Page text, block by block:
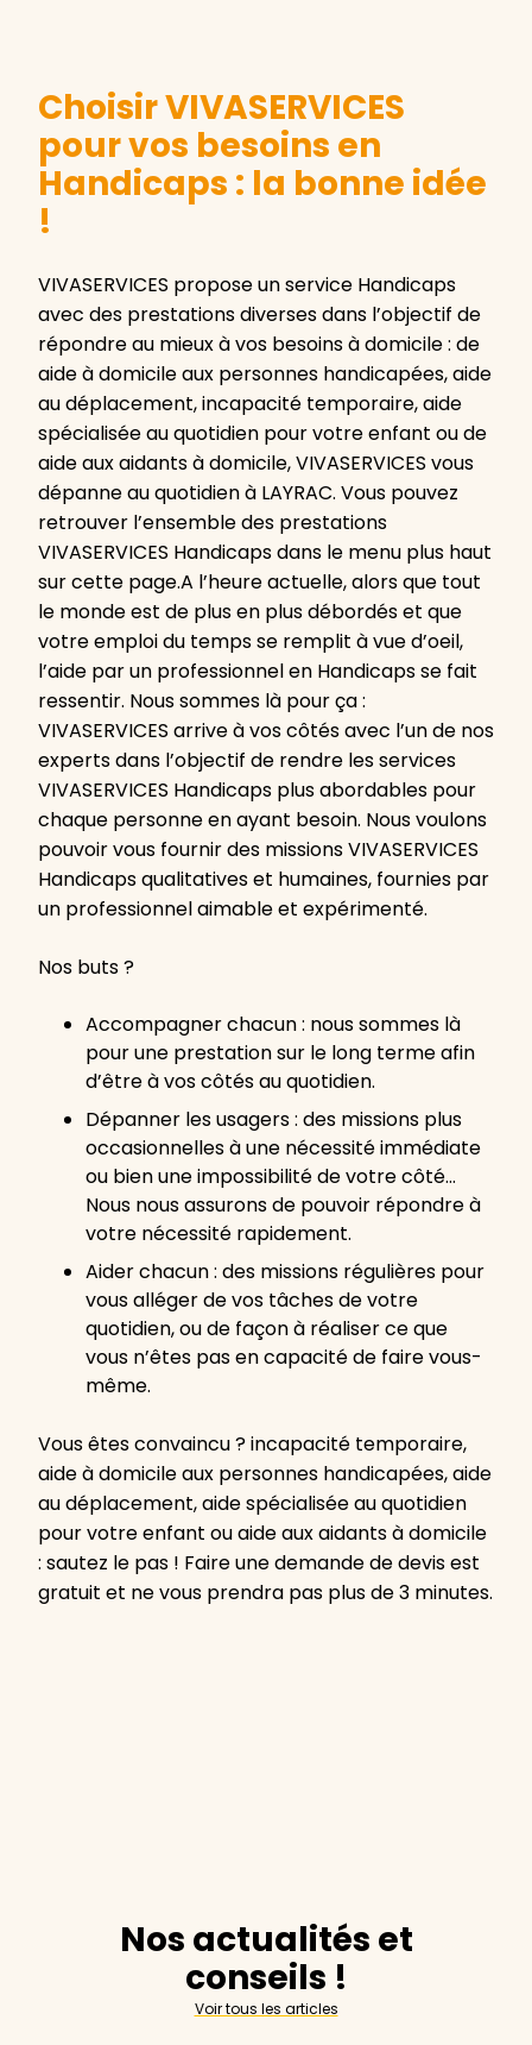
Choisir VIVASERVICES
pour vos besoins en
Handicaps : la bonne idée
!
VIVASERVICES propose un service Handicaps
avec des prestations diverses dans l’objectif de
répondre au mieux à vos besoins à domicile : de
aide à domicile aux personnes handicapées, aide
au déplacement, incapacité temporaire, aide
spécialisée au quotidien pour votre enfant ou de
aide aux aidants à domicile, VIVASERVICES vous
dépanne au quotidien à LAYRAC. Vous pouvez
retrouver l’ensemble des prestations
VIVASERVICES Handicaps dans le menu plus haut
sur cette page.A l’heure actuelle, alors que tout
le monde est de plus en plus débordés et que
votre emploi du temps se remplit à vue d’oeil,
l’aide par un professionnel en Handicaps se fait
ressentir. Nous sommes là pour ça :
VIVASERVICES arrive à vos côtés avec l’un de nos
experts dans l’objectif de rendre les services
VIVASERVICES Handicaps plus abordables pour
chaque personne en ayant besoin. Nous voulons
pouvoir vous fournir des missions VIVASERVICES
Handicaps qualitatives et humaines, fournies par
un professionnel aimable et expérimenté.
Nos buts ?
Accompagner chacun : nous sommes là
pour une prestation sur le long terme afin
d’être à vos côtés au quotidien.
Dépanner les usagers : des missions plus
occasionnelles à une nécessité immédiate
ou bien une impossibilité de votre côté…
Nous nous assurons de pouvoir répondre à
votre nécessité rapidement.
Aider chacun : des missions régulières pour
vous alléger de vos tâches de votre
quotidien, ou de façon à réaliser ce que
vous n’êtes pas en capacité de faire vous-
même.
Vous êtes convaincu ? incapacité temporaire,
aide à domicile aux personnes handicapées, aide
au déplacement, aide spécialisée au quotidien
pour votre enfant ou aide aux aidants à domicile
: sautez le pas ! Faire une demande de devis est
gratuit et ne vous prendra pas plus de 3 minutes.
Nos actualités et
conseils !
Voir tous les articles